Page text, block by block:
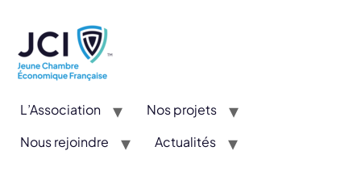
L’Association
Nos projets
Nous rejoindre
Actualités